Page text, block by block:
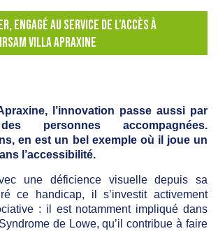
ENGAGÉ AU SERVICE DE L’ACCÈS À
VILLA APRAXINE
l’innovation passe aussi par
personnes accompagnées.
en est un bel exemple où il joue un
l’accessibilité.
une déficience visuelle depuis sa
ce handicap, il s’investit activement
: il est notamment impliqué dans
de Lowe, qu’il contribue à faire